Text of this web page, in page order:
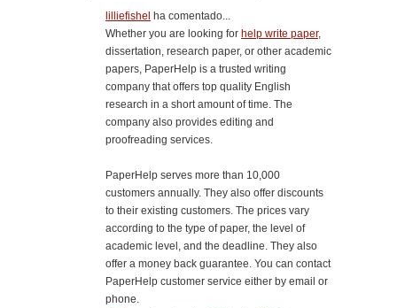
lilliefishel
ha comentado...
Whether you are looking for help write paper,
dissertation, research paper, or other academic
papers, PaperHelp is a trusted writing
company that offers top quality English
research in a short amount of time. The
company also provides editing and
proofreading services.
PaperHelp serves more than 10,000
customers annually. They also offer discounts
to their existing customers. The prices vary
according to the type of paper, the level of
academic level, and the deadline. They also
offer a money back guarantee. You can contact
PaperHelp customer service either by email or
phone.